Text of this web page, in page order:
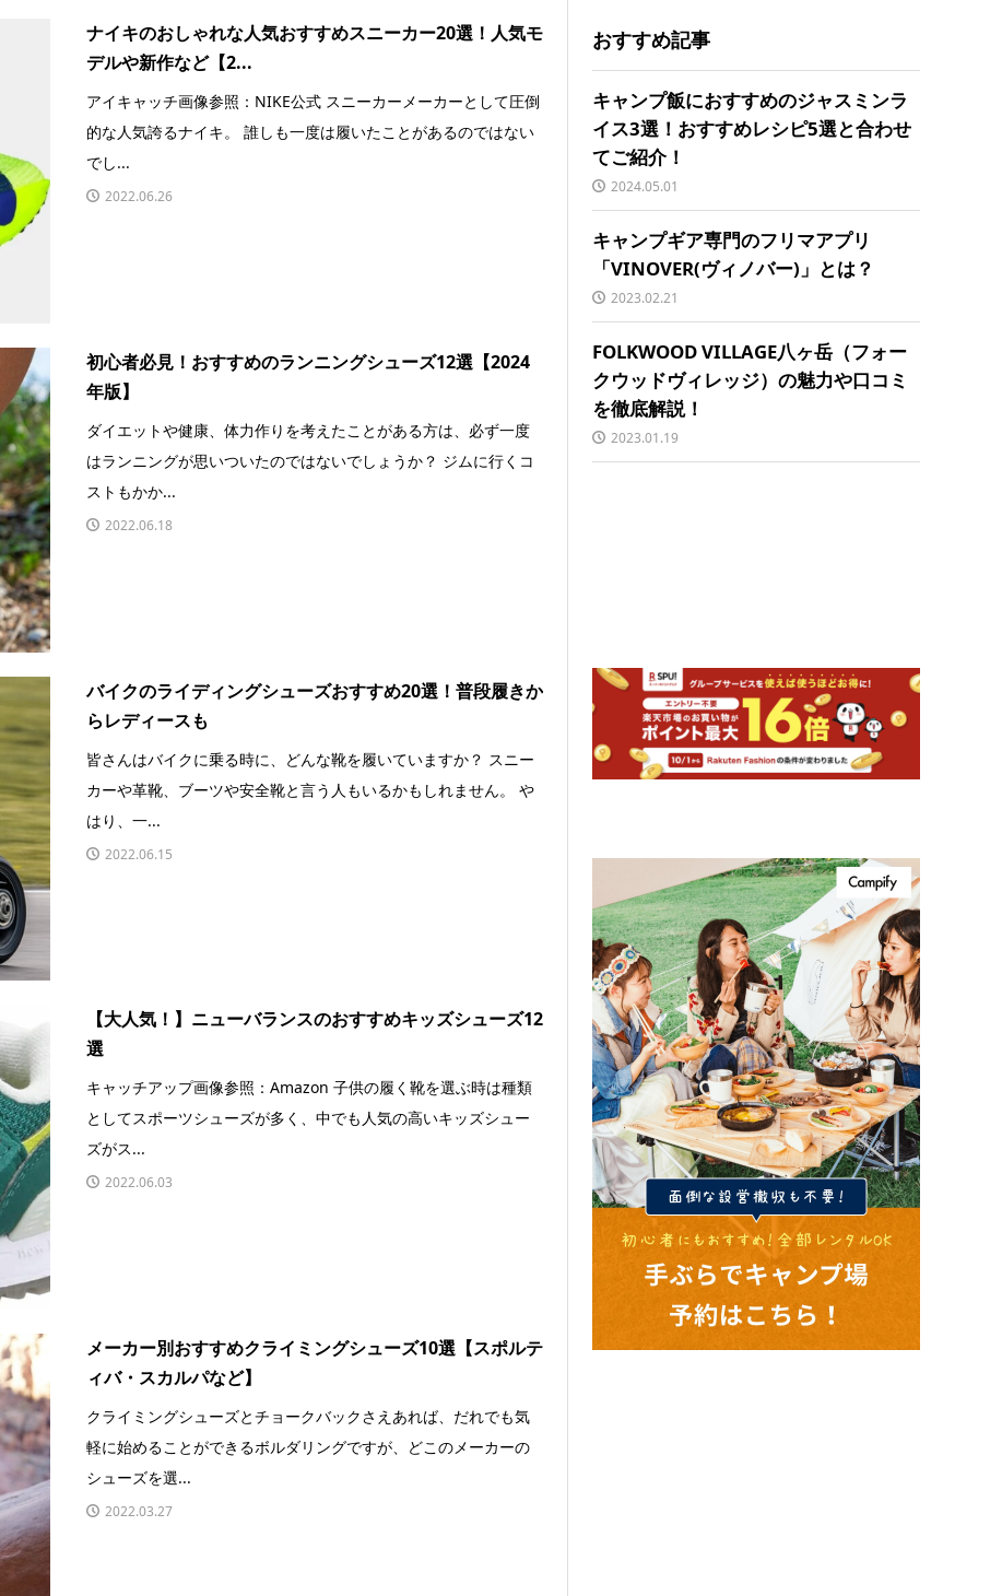
ナイキのおしゃれな人気おすすめスニーカー20選！人気モ
デルや新作など【2...
アイキャッチ画像参照：NIKE公式 スニーカーメーカーとして圧倒
的な人気誇るナイキ。 誰しも一度は履いたことがあるのではない
でし...
2022.06.26
初心者必見！おすすめのランニングシューズ12選【2024
年版】
ダイエットや健康、体力作りを考えたことがある方は、必ず一度
はランニングが思いついたのではないでしょうか？ ジムに行くコ
ストもかか...
2022.06.18
バイクのライディングシューズおすすめ20選！普段履きか
らレディースも
皆さんはバイクに乗る時に、どんな靴を履いていますか？ スニー
カーや革靴、ブーツや安全靴と言う人もいるかもしれません。 や
はり、一...
2022.06.15
【大人気！】ニューバランスのおすすめキッズシューズ12
選
キャッチアップ画像参照：Amazon 子供の履く靴を選ぶ時は種類
としてスポーツシューズが多く、中でも人気の高いキッズシュー
ズがス...
2022.06.03
メーカー別おすすめクライミングシューズ10選【スポルテ
ィバ・スカルパなど】
クライミングシューズとチョークバックさえあれば、だれでも気
軽に始めることができるボルダリングですが、どこのメーカーの
シューズを選...
2022.03.27
おすすめ記事
キャンプ飯におすすめのジャスミンラ
イス3選！おすすめレシピ5選と合わせ
てご紹介！
2024.05.01
キャンプギア専門のフリマアプリ
「VINOVER(ヴィノバー)」とは？
2023.02.21
FOLKWOOD VILLAGE八ヶ岳（フォー
クウッドヴィレッジ）の魅力や口コミ
を徹底解説！
2023.01.19